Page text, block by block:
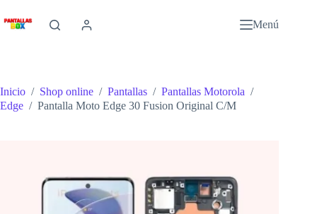
al
contenido
Menú
Inicio / Shop online / Pantallas / Pantallas Motorola /
Edge / Pantalla Moto Edge 30 Fusion Original C/M